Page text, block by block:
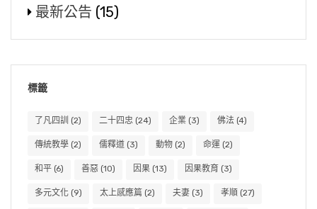
最新公告 (15)
標籤
了凡四訓 (2) 二十四忠 (24) 企業 (3) 佛法 (4)
傳統教學 (2) 儒釋道 (3) 動物 (2) 命運 (2)
和平 (6) 善惡 (10) 因果 (13) 因果教育 (3)
多元文化 (9) 太上感應篇 (2) 夫妻 (3) 孝順 (27)